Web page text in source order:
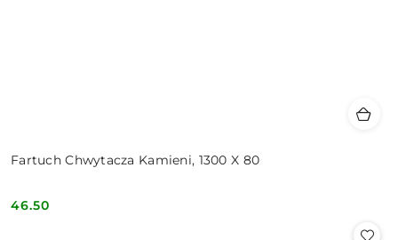
Fartuch Chwytacza Kamieni, 1300 X 80
Cena:
46.50